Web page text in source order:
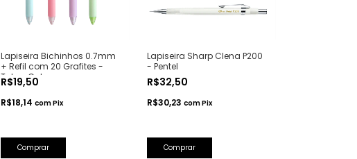
Lapiseira Bichinhos 0.7mm
+ Refil com 20 Grafites -
Tokyo Colors
R$19,50
R$18,14 comPix
Comprar
Lapiseira Sharp Clena P200
- Pentel
R$32,50
R$30,23 comPix
Comprar